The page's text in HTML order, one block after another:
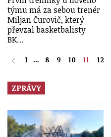
týmu má za sebou trenér
Miljan Čurovič, který
převzal basketbalisty
BK…
1 ... 8 9 10 11 12
ZPRÁVY